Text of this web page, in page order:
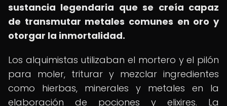
sustancia legendaria que se creía capaz
de transmutar metales comunes en oro y
otorgar la inmortalidad.
Los alquimistas utilizaban el mortero y el pilón
para moler, triturar y mezclar ingredientes
como hierbas, minerales y metales en la
elaboración de pociones y elixires. La